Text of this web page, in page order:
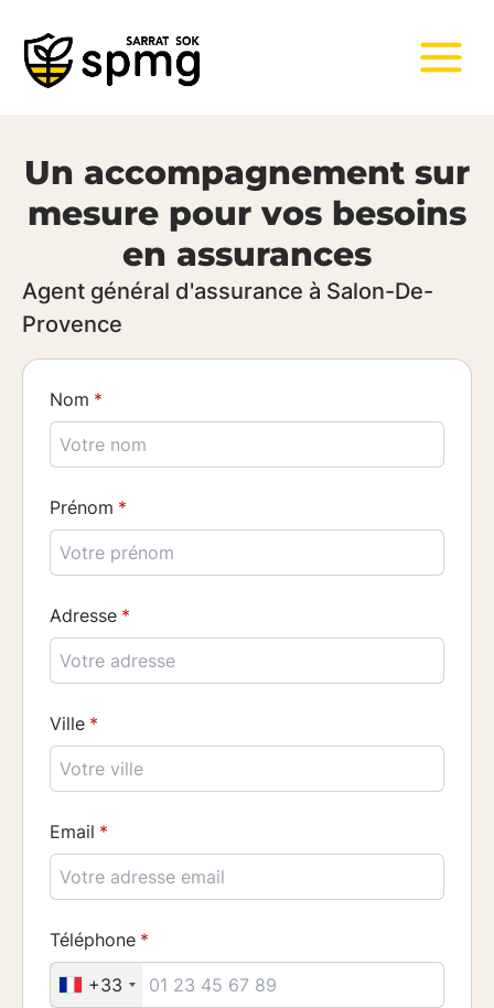
Agent général d'assurance à Salon-De-
Provence
Un accompagnement sur
mesure pour vos besoins
en assurances
Nom
Prénom
Adresse
Ville
Email
Téléphone
+33